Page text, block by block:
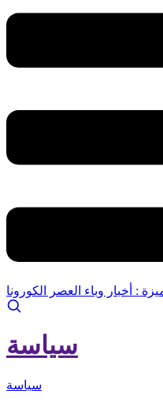
: أخبار وباء العصر الكورونا
سياسة
سياسة